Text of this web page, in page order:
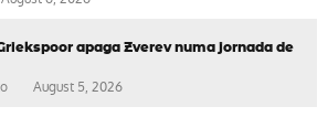
apaga Zverev numa jornada de
August 5, 2026